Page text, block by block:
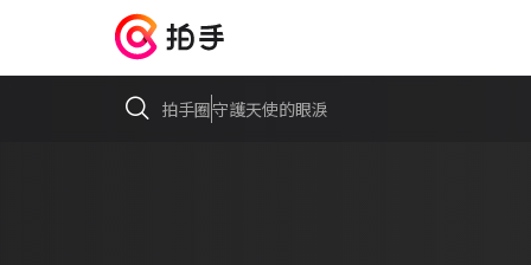
拍手圈守護天使的眼淚